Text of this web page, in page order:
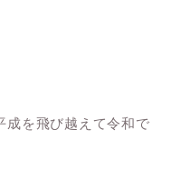
成を飛び越えて令和で